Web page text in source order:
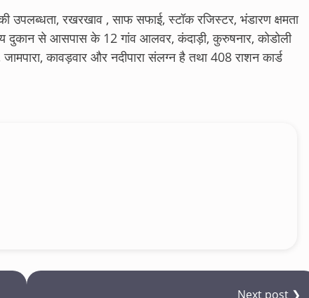
उपलब्धता, रखरखाव , साफ सफाई, स्टॉक रजिस्टर, भंडारण क्षमता
दुकान से आसपास के 12 गांव आलवर, कंदाड़ी, कुरुषनार, कोडोली
कावड़वार और नदीपारा संलग्न है तथा 408 राशन कार्ड
Next post ❯